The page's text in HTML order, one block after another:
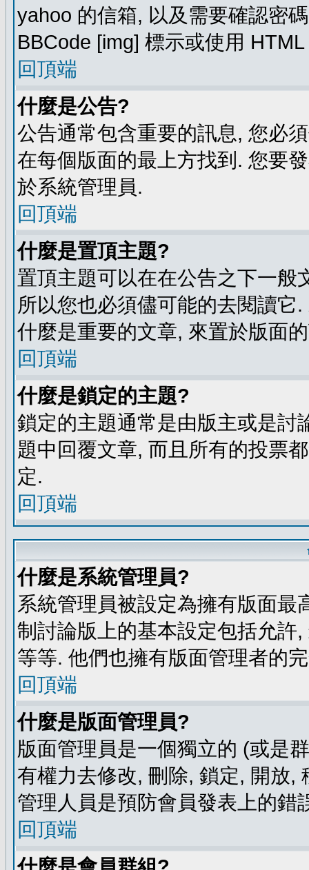
yahoo 的信箱, 以及需要確認密
BBCode [img] 標示或使用
回頂端
什麼是公告?
公告通常包含重要的訊息, 您必
在每個版面的最上方找到. 您要
於系統管理員.
回頂端
什麼是置頂主題?
置頂主題可以在在公告之下一般
所以您也必須儘可能的去閱讀
什麼是重要的文章, 來置於版面
回頂端
什麼是鎖定的主題?
鎖定的主題通常是由版主或是討
題中回覆文章, 而且所有的投票
定.
回頂端
什麼是系統管理員?
系統管理員被設定為擁有版面最
制討論版上的基本設定包括允許
等等. 他們也擁有版面管理者的
回頂端
什麼是版面管理員?
版面管理員是一個獨立的 (或是
有權力去修改, 刪除, 鎖定, 開放,
管理人員是預防會員發表上的錯
回頂端